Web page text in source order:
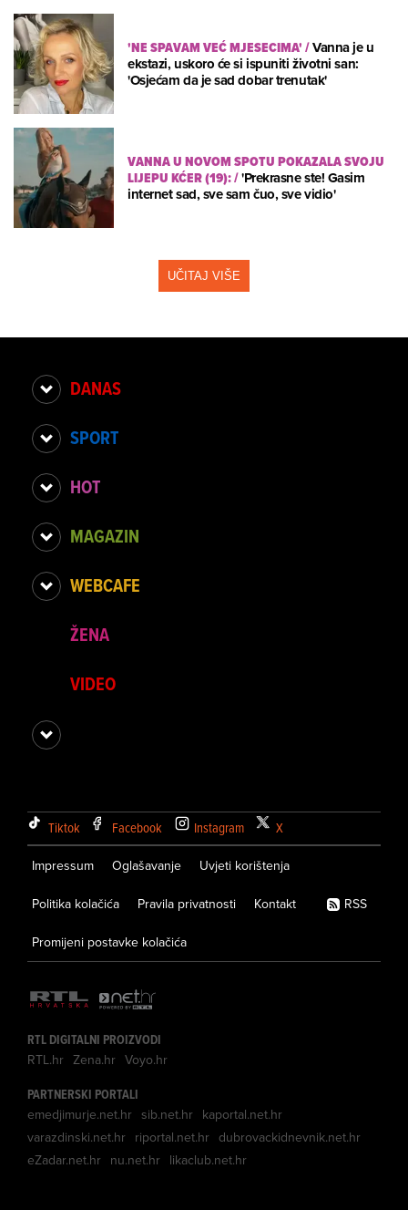
'NE SPAVAM VEĆ MJESECIMA'/Vanna je u
ekstazi, uskoro će si ispuniti životni san:
'Osjećam da je sad dobar trenutak'
VANNA U NOVOM SPOTU POKAZALA SVOJU
LIJEPU KĆER (19):/'Prekrasne ste! Gasim
internet sad, sve sam čuo, sve vidio'
UČITAJ VIŠE
DANAS
SPORT
HOT
MAGAZIN
WEBCAFE
ŽENA
VIDEO
Tiktok Facebook Instagram X
Impressum Oglašavanje Uvjeti korištenja
Politika kolačića Pravila privatnosti Kontakt
Promijeni postavke kolačića
RSS
RTL DIGITALNI PROIZVODI
RTL.hr Zena.hr Voyo.hr
PARTNERSKI PORTALI
emedjimurje.net.hr sib.net.hr kaportal.net.hr
varazdinski.net.hr riportal.net.hr dubrovackidnevnik.net.hr
eZadar.net.hr nu.net.hr likaclub.net.hr